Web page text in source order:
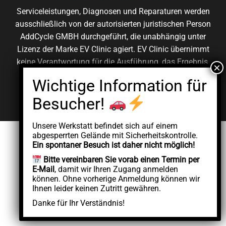
Serviceleistungen, Diagnosen und Reparaturen werden
ausschließlich von der autorisierten juristischen Person
AddCycle GMBH durchgeführt, die unabhängig unter
Lizenz der Marke EV Clinic agiert. EV Clinic übernimmt
keine Verantwortung für die Ausführung, das Ergebnis,
Schäden im Zusammenhang mit der erbrachten
Dienstleistung.
Unsere Werkstatt befindet sich auf einem
abgesperrten Gelände mit Sicherheitskontrolle.
Ein spontaner Besuch ist daher nicht möglich!
Bitte vereinbaren Sie vorab einen Termin per
E-Mail, damit wir Ihren Zugang anmelden
können. Ohne vorherige Anmeldung können wir
Ihnen leider keinen Zutritt gewähren.
Danke für Ihr Verständnis!